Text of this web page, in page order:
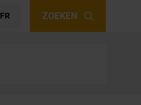
FR ZOEKEN